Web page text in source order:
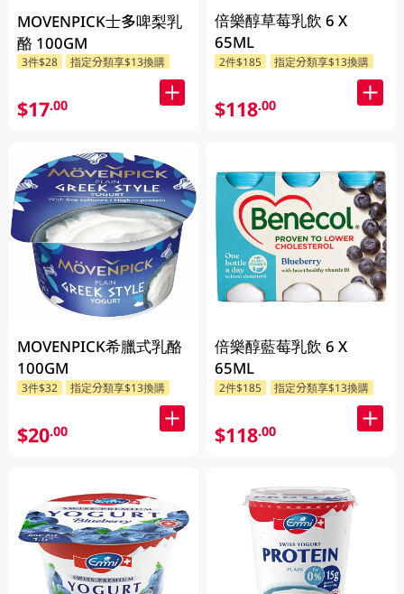
MOVENPICK士多啤梨乳
酪 100GM
3件$28 指定分類享$13換購
$17.00
MOVENPICK希臘式乳酪
100GM
3件$32 指定分類享$13換購
$20.00
倍樂醇草莓乳飲 6 X
65ML
2件$185 指定分類享$13換購
$118.00
倍樂醇藍莓乳飲 6 X
65ML
2件$185 指定分類享$13換購
$118.00